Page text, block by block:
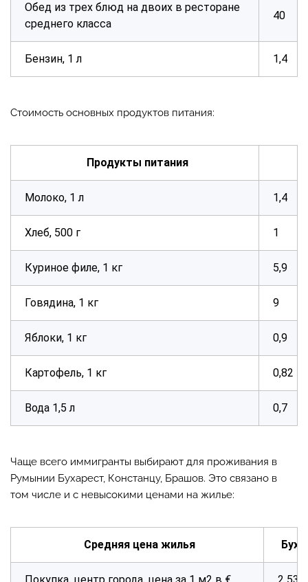
Обед из трех блюд на двоих в ресторане
среднего класса
40
Бензин, 1 л 1,4
Стоимость основных продуктов питания:
Продукты питания
Молоко, 1 л 1,4
Хлеб, 500 г 1
Куриное филе, 1 кг 5,9
Говядина, 1 кг 9
Яблоки, 1 кг 0,9
Картофель, 1 кг 0,82
Вода 1,5 л 0,7
Чаще всего иммигранты выбирают для проживания в
Румынии Бухарест, Констанцу, Брашов. Это связано в
том числе и с невысокими ценами на жилье:
Средняя цена жилья